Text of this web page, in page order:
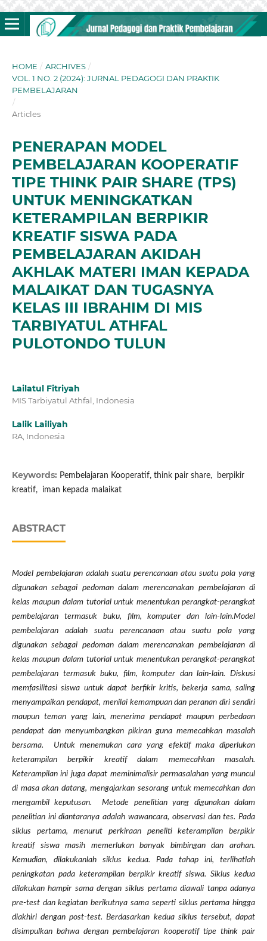
HOME / ARCHIVES /
VOL. 1 NO. 2 (2024): JURNAL PEDAGOGI DAN PRAKTIK
PEMBELAJARAN
/
Articles
PENERAPAN MODEL
PEMBELAJARAN KOOPERATIF
TIPE THINK PAIR SHARE (TPS)
UNTUK MENINGKATKAN
KETERAMPILAN BERPIKIR
KREATIF SISWA PADA
PEMBELAJARAN AKIDAH
AKHLAK MATERI IMAN KEPADA
MALAIKAT DAN TUGASNYA
KELAS III IBRAHIM DI MIS
TARBIYATUL ATHFAL
PULOTONDO TULUN
Lailatul Fitriyah
MIS Tarbiyatul Athfal, Indonesia
Lalik Lailiyah
RA, Indonesia
Keywords: Pembelajaran Kooperatif, think pair share, berpikir
kreatif, iman kepada malaikat
ABSTRACT
Model pembelajaran adalah suatu perencanaan atau suatu pola yang
digunakan sebagai pedoman dalam merencanakan pembelajaran di
kelas maupun dalam tutorial untuk menentukan perangkat-perangkat
pembelajaran termasuk buku, film, komputer dan lain-lain.Model
pembelajaran adalah suatu perencanaan atau suatu pola yang
digunakan sebagai pedoman dalam merencanakan pembelajaran di
kelas maupun dalam tutorial untuk menentukan perangkat-perangkat
pembelajaran termasuk buku, film, komputer dan lain-lain. Diskusi
memfasilitasi siswa untuk dapat berfikir kritis, bekerja sama, saling
menyampaikan pendapat, menilai kemampuan dan peranan diri sendiri
maupun teman yang lain, menerima pendapat maupun perbedaan
pendapat dan menyumbangkan pikiran guna memecahkan masalah
bersama.
Untuk menemukan cara yang efektif maka diperlukan
keterampilan berpikir kreatif dalam memecahkan masalah.
Keterampilan ini juga dapat meminimalisir permasalahan yang muncul
di masa akan datang, mengajarkan sesorang untuk memecahkan dan
mengambil keputusan.
Metode penelitian yang digunakan dalam
penelitian ini diantaranya adalah wawancara, observasidantes.Pada
siklus pertama, menurut perkiraan peneliti keterampilan berpikir
kreatif siswa masih memerlukan banyak bimbingan dan arahan.
Kemudian, dilakukanlah siklus kedua. Pada tahap ini, terlihatlah
peningkatan pada keterampilan berpikir kreatif siswa. Siklus kedua
dilakukan hampir sama dengan siklus pertama diawali tanpa adanya
pre-test dan kegiatan berikutnya sama seperti siklus pertama hingga
diakhiri dengan post-test. Berdasarkan kedua siklus tersebut, dapat
disimpulkan bahwa dengan pembelajaran kooperatif tipe think pair